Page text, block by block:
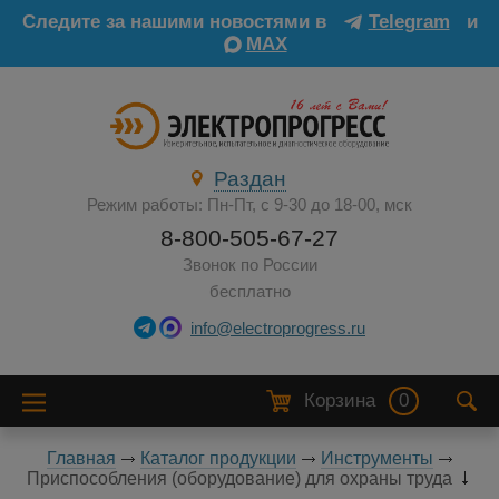
Следите за нашими новостями в Telegram
и
MAX
Раздан
Режим работы: Пн-Пт, с 9-30 до 18-00, мск
8-800-505-67-27
Звонок по России
бесплатно
info@electroprogress.ru
Корзина 0
Главная Каталог продукции
Инструменты
Приспособления (оборудование) для охраны труда